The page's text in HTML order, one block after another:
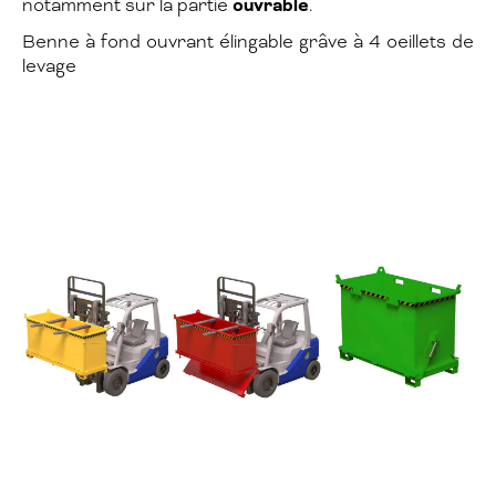
notamment sur la partie ouvrable.
Benne à fond ouvrant élingable grâve à 4 oeillets de
levage